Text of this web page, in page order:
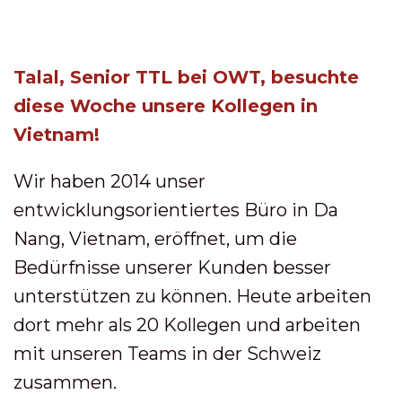
Talal, Senior TTL bei OWT, besuchte
diese Woche unsere Kollegen in
Vietnam!
Wir haben 2014 unser
entwicklungsorientiertes Büro in Da
Nang, Vietnam, eröffnet, um die
Bedürfnisse unserer Kunden besser
unterstützen zu können. Heute arbeiten
dort mehr als 20 Kollegen und arbeiten
mit unseren Teams in der Schweiz
zusammen.